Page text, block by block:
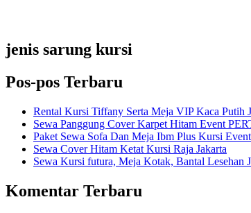
jenis sarung kursi
Pos-pos Terbaru
Rental Kursi Tiffany Serta Meja VIP Kaca Putih
Sewa Panggung Cover Karpet Hitam Event
Paket Sewa Sofa Dan Meja Ibm Plus Kursi
Sewa Cover Hitam Ketat Kursi Raja Jakarta
Sewa Kursi futura, Meja Kotak, Bantal Lesehan
Komentar Terbaru